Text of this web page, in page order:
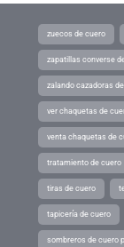
zuecos de cuero
zapatillas converse
zalando cazadoras
ver chaquetas de
venta chaquetas de
tratamiento de cuero
tiras de cuero
tapicería de cuero
sombreros de cuero